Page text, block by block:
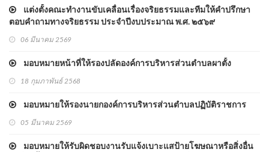
แต่งตั้งคณะทำงานขับเคลื่อนเรื่องจริยธรรมและทีมให้คำปรึกษา
ตอบคำถามทางจริยธรรม ประจำปีงบประมาณ พ.ศ. ๒๕๖๙
06 มีนาคม 2569
มอบหมายหน้าที่ให้รองปลัดองค์การบริหารส่วนตำบลผาตั้ง
18 กุมภาพันธ์ 2568
มอบหมายให้รองนายกองค์การบริหารส่วนตำบลปฏิบัติราชการ
05 มีนาคม 2569
มอบหมายให้รับผิดชอบงานรับแจ้งเบาะแสป้ายโฆษณาหรือสิ่งอื่น